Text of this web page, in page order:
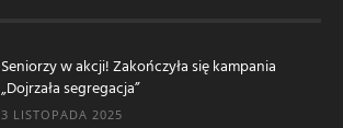
Seniorzy w akcji! Zakończyła się kampania
„Dojrzała segregacja”
3 LISTOPADA 2025